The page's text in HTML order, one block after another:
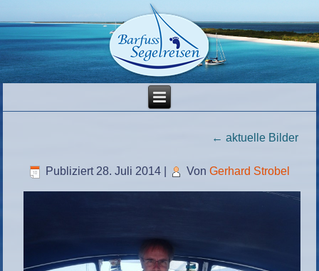
← aktuelle Bilder
Publiziert 28. Juli 2014 Von Gerhard Strobel